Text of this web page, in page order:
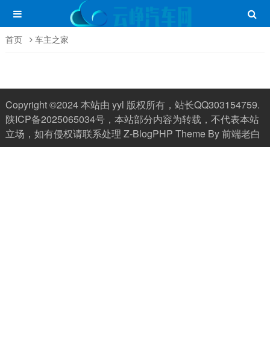
首页 车主之家
Copyright ©2024 本站由 yyl 版权所有，站长QQ303154759.
陕ICP备2025065034号，本站部分内容为转载，不代表本站
立场，如有侵权请联系处理 Z-BlogPHP Theme By前端老白